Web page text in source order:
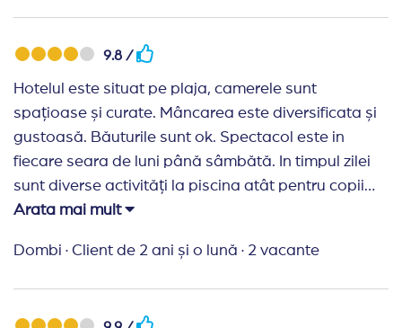
9.8 /
Hotelul este situat pe plaja, camerele sunt
spațioase și curate. Mâncarea este diversificata și
gustoasă. Băuturile sunt ok. Spectacol este in
fiecare seara de luni până sâmbătă. In timpul zilei
sunt diverse activități la piscina atât pentru copii
cât și pentru adulți.
Arata mai mult
Dombi · Client de 2 ani și o lună · 2 vacante